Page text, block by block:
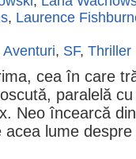
, Laurence
Aventuri, SF, Thriller
cea în care
paralelă
Neo încearcă
acea lume